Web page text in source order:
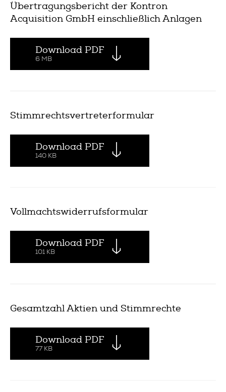
Übertragungsbericht der Kontron
Acquisition GmbH einschließlich Anlagen
Download PDF
6 MB
Stimmrechtsvertreterformular
Download PDF
140 KB
Vollmachtswiderrufsformular
Download PDF
101 KB
Gesamtzahl Aktien und Stimmrechte
Download PDF
77 KB